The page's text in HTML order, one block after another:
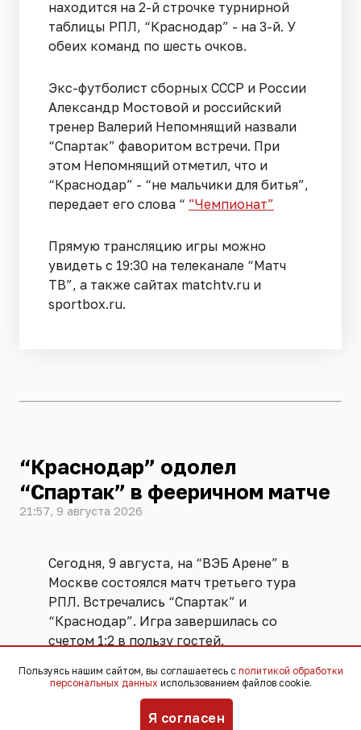
находится на 2-й строчке турнирной
таблицы РПЛ, “Краснодар” - на 3-й. У
обеих команд по шесть очков.
Экс-футболист сборных СССР и России
Александр Мостовой и российский
тренер Валерий Непомнящий назвали
“Спартак” фаворитом встречи. При
этом Непомнящий отметил, что и
“Краснодар” - “не мальчики для битья”,
передает его слова “ ”Чемпионат”
Прямую трансляцию игры можно
увидеть с 19:30 на телеканале “Матч
ТВ”, а также сайтах matchtv.ru и
sportbox.ru.
“Краснодар” одолел
“Спартак” в фееричном матче
21:57, 9 августа 2026
Сегодня, 9 августа, на “ВЭБ Арене” в
Москве состоялся матч третьего тура
РПЛ. Встречались “Спартак” и
“Краснодар”. Игра завершилась со
счетом 1:2 в пользу гостей.
Игра началась с феерического начала.
Счет открыл нападающий “Спартака”
Манфред Угальде на 2-й минуте. Ошибся
Пользуясь нашим сайтом, вы соглашаетесь с политикой обработки
персональных данных использованием файлов cookie.
Я согласен